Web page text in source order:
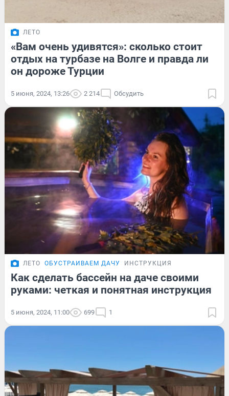
ЛЕТО
«Вам очень удивятся»: сколько стоит
отдых на турбазе на Волге и правда ли
он дороже Турции
5 июня, 2024, 13:26 2 214 Обсудить
ЛЕТО ОБУСТРАИВАЕМ ДАЧУ ИНСТРУКЦИЯ
Как сделать бассейн на даче своими
руками: четкая и понятная инструкция
5 июня, 2024, 11:00 699 1